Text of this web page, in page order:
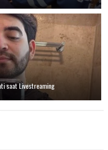
saat Livestreaming